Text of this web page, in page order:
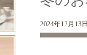
2024年12月13